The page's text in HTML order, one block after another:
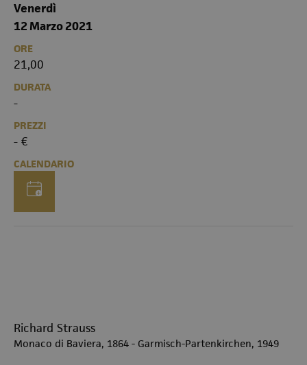
Venerdì
12 Marzo 2021
ORE
21,00
DURATA
-
PREZZI
- €
CALENDARIO
Richard Strauss
Monaco di Baviera, 1864 - Garmisch-Partenkirchen, 1949